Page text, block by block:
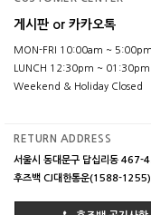
게시판 or 카카오톡
MON-FRI 10:00am ~ 5:00pm
LUNCH 12:30pm ~ 01:30pm
Weekend & Holiday Closed
RETURN ADDRESS
서울시 동대문구 답십리동 467-
후즈백 CJ대한통운(1588-1255)